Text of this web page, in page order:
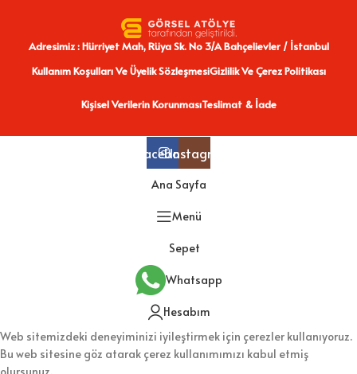
Adresimiz : Hürriyet Mah, Rüya Sk. No 3/A Bahçelievler / İstanbul
Kullanım Koşulları Ve Üyelik SözleşmesiGizlilik Ve Çerez Politikası
Kişisel Verilerin KorunmasıTeslimat & İade
FacebookInstagram
Ana Sayfa
Menü
Sepet
Whatsapp
Hesabım
Web sitemizdeki deneyiminizi iyileştirmek için çerezler kullanıyoruz.
Bu web sitesine göz atarak çerez kullanımımızı kabul etmiş
olursunuz.